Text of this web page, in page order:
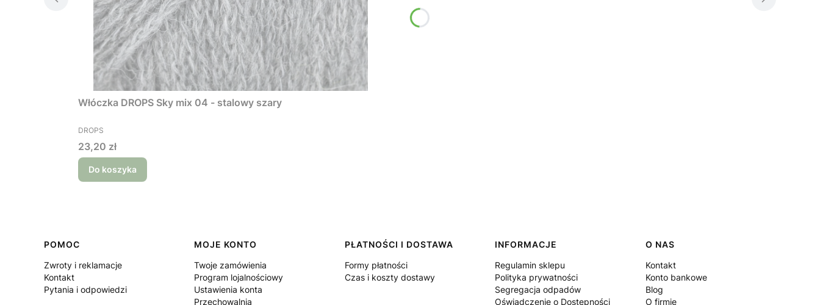
Włóczka DROPS Sky mix 04 - stalowy szary
PRODUCENT
DROPS
Cena
23,20 zł
Do koszyka
Linki w stopce
POMOC
Zwroty i reklamacje
Kontakt
Pytania i odpowiedzi
MOJE KONTO
Twoje zamówienia
Program lojalnościowy
Ustawienia konta
Przechowalnia
PŁATNOŚCI I DOSTAWA
Formy płatności
Czas i koszty dostawy
INFORMACJE
Regulamin sklepu
Polityka prywatności
Segregacja odpadów
Oświadczenie o Dostępności
O NAS
Kontakt
Konto bankowe
Blog
O firmie